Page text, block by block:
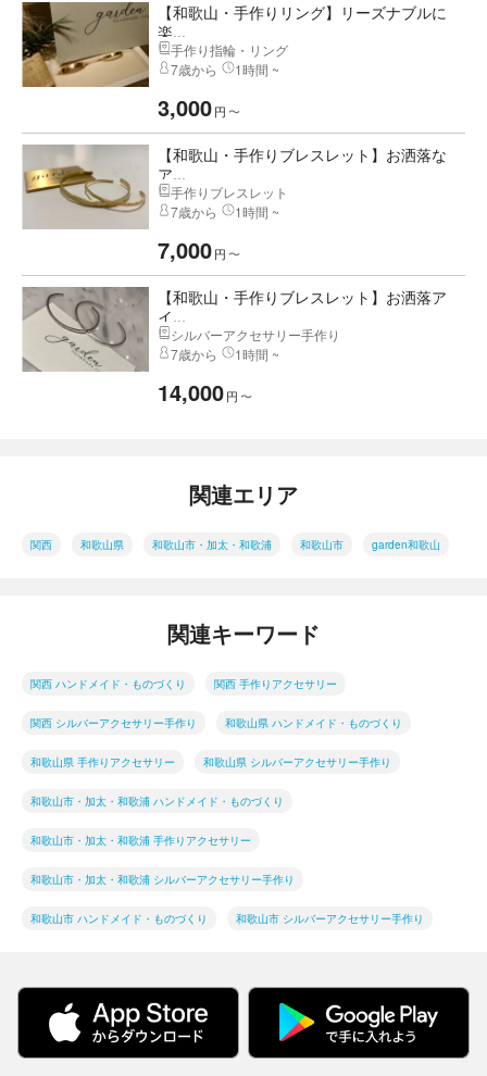
【和歌山・手作りリング】リーズナブルに
楽...
手作り指輪・リング
7歳から
1時間 ~
3,000円 〜
【和歌山・手作りブレスレット】お洒落な
ア...
手作りブレスレット
7歳から
1時間 ~
7,000円 〜
【和歌山・手作りブレスレット】お洒落ア
イ...
シルバーアクセサリー手作り
7歳から
1時間 ~
14,000円 〜
関連エリア
関西 和歌山県 和歌山市・加太・和歌浦 和歌山市 garden和歌山
関連キーワード
関西 ハンドメイド・ものづくり 関西 手作りアクセサリー
関西 シルバーアクセサリー手作り 和歌山県 ハンドメイド・ものづくり
和歌山県 手作りアクセサリー 和歌山県 シルバーアクセサリー手作り
和歌山市・加太・和歌浦 ハンドメイド・ものづくり
和歌山市・加太・和歌浦 手作りアクセサリー
和歌山市・加太・和歌浦 シルバーアクセサリー手作り
和歌山市 ハンドメイド・ものづくり 和歌山市 シルバーアクセサリー手作り